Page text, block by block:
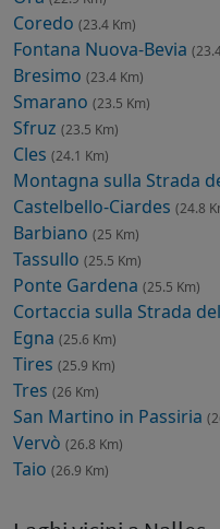
Coredo (23.4 Km)
Fontana Nuova-Bevia
Bresimo (23.4 Km)
Smarano (23.5 Km)
Sfruz (23.5 Km)
Cles (24.1 Km)
Montagna sulla Strada
Castelbello-Ciardes (24.8
Barbiano (25 Km)
Tassullo (25.5 Km)
Ponte Gardena (25.5 Km)
Cortaccia sulla Strada
Egna (25.6 Km)
Tires (25.9 Km)
Tres (26 Km)
San Martino in Passiria
Vervò (26.8 Km)
Taio (26.9 Km)